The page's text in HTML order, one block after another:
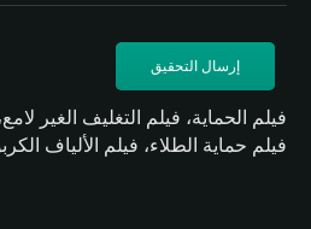
إرسال التحقيق
فيلم الحماية، فيلم التغليف الغير
فيلم حماية الطلاء، فيلم الألياف